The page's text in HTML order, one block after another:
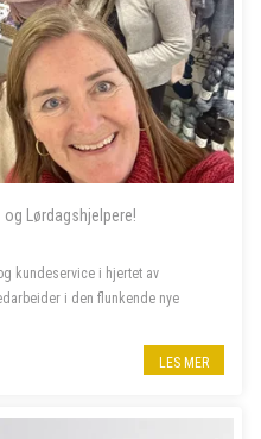
Lørdagshjelpere!
kundeservice i hjertet av
i den flunkende nye
100 % stilling, og lørdagshjelp til
LES MER